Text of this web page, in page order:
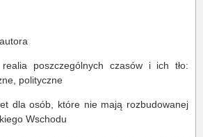
poszczególnych czasów i ich tło:
polityczne
dla osób, które nie mają rozbudowanej
Wschodu